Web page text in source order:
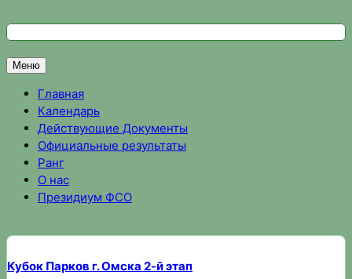
кФедерация спортивного ориентирования Омской области
Спортивное ориентирование в Омске, результаты
Меню
Главная
Календарь
Действующие Документы
Официальные результаты
Ранг
О нас
Президиум ФСО
Кубок Парков г. Омска 2-й этап